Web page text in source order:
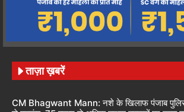
ताज़ा ख़बरें
CM Bhagwant Mann: नशे के खिलाफ पंजाब